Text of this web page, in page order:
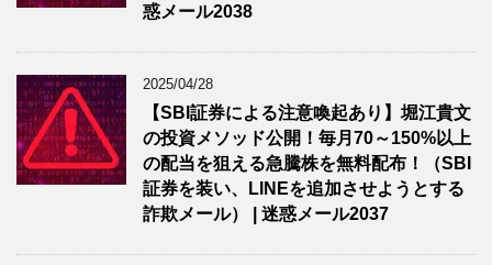
惑メール2038
2025/04/28
【SBI証券による注意喚起あり】堀江貴文
の投資メソッド公開！毎月70～150%以上
の配当を狙える急騰株を無料配布！（SBI
証券を装い、LINEを追加させようとする
詐欺メール） | 迷惑メール2037